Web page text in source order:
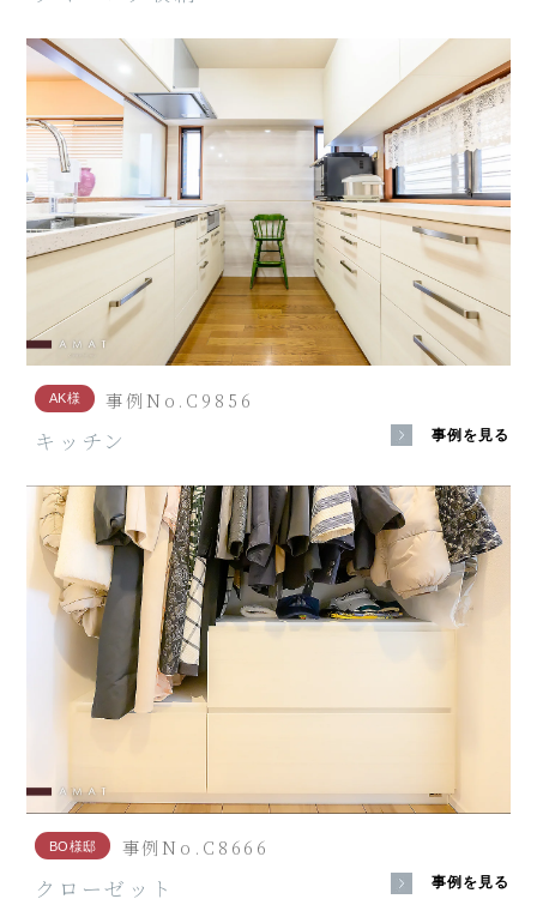
AK様 事例No.C9856
キッチン 事例を見る
BO様邸 事例No.C8666
クローゼット 事例を見る